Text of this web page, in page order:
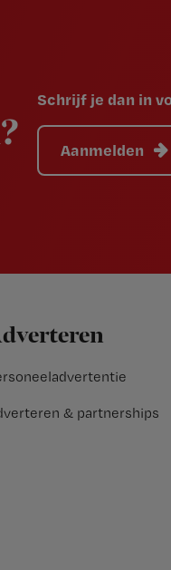
Schrijf je dan in
Aanmelden
& partnerships